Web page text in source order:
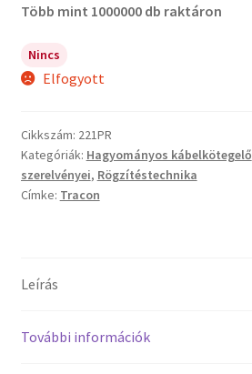
Több mint 1000000 db raktáron
Nincs
Elfogyott
Cikkszám: 221PR
Kategóriák: Hagyományos kábelkötegelő
szerelvényei, Rögzítéstechnika
Címke: Tracon
Leírás
További információk